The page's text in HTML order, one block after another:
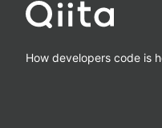
How developers code is